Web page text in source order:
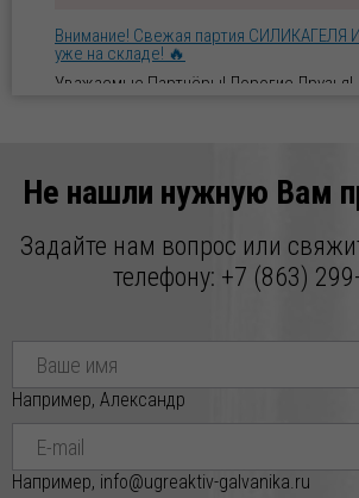
складе! 🔥
Уважаемые Партнёры! Дорогие Друзья!
ХЛОРИСТЫЙ по индивидуальным заказ
Новое поступление ВОСКА ПЧЕЛИННОГО
цене!
ПЧЕЛИННЫЙ по индивидуальным заказ
Не нашли нужную Вам
Задайте нам вопрос или
телефону: +7 (863)
Например, Александр
Например, info@ugreaktiv-galvanika.ru